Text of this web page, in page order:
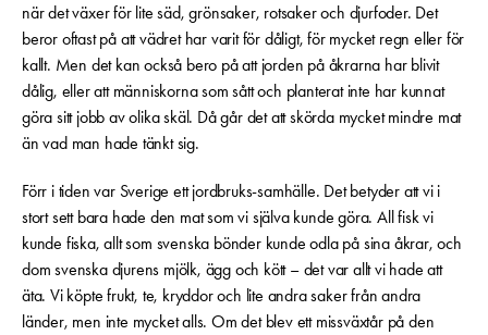
när det växer för lite säd, grönsaker, rotsaker och djurfoder. Det
beror oftast på att vädret har varit för dåligt, för mycket regn eller för
kallt. Men det kan också bero på att jorden på åkrarna har blivit
dålig, eller att människorna som sått och planterat inte har kunnat
göra sitt jobb av olika skäl. Då går det att skörda mycket mindre mat
än vad man hade tänkt sig.
Förr i tiden var Sverige ett jordbruks-samhälle. Det betyder att vi i
stort sett bara hade den mat som vi själva kunde göra. All fisk vi
kunde fiska, allt som svenska bönder kunde odla på sina åkrar, och
dom svenska djurens mjölk, ägg och kött – det var allt vi hade att
äta. Vi köpte frukt, te, kryddor och lite andra saker från andra
länder, men inte mycket alls. Om det blev ett missväxtår på den